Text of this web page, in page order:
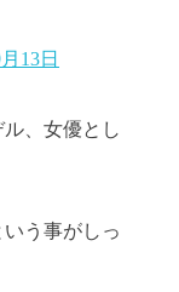
13日
、女優とし
う事がしっ